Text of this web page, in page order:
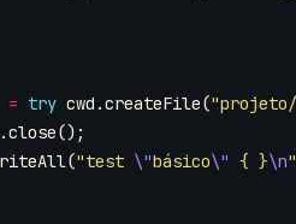
= try cwd .createFile(
.close();
("test \"básico\" { }\n"